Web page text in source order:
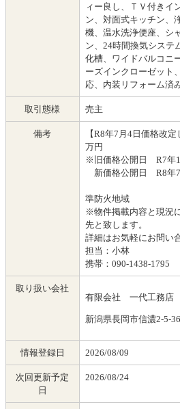
ィー良し、ＴＶ付きイ
ン、対面式キッチン、
機、温水洗浄便座、シ
ン、24時間換気システ
化槽、ワイドバルコニ
ーズインクローゼット
応、内装リフォーム済
取引態様 売主
備考
【R8年7月4日価格改
万円
※旧価格公開日 R7年
新価格公開日 R8年7
準防火地域
※物件掲載内容と現況
先と致します。
詳細はお気軽にお問い
担当：小林
携帯：090-1438-1795
取り扱い会社
有限会社 一代工務店
新潟県長岡市信濃2-5-36
情報登録日 2026/08/09
次回更新予定
日
2026/08/24